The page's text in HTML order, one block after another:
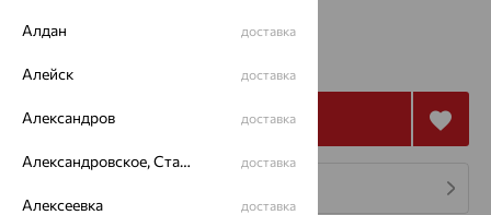
от 88 716
Купить
Алдан доставка
Алейск доставка
Александров доставка
Александровское, Ставропольский край доставка
Алексеевка доставка